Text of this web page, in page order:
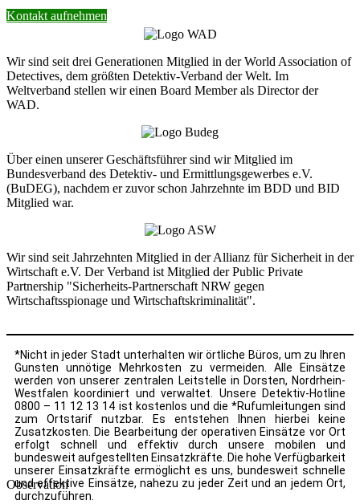
Kontakt aufnehmen
Wir sind seit drei Generationen Mitglied in der World Association of
Detectives, dem größten Detektiv-Verband der Welt. Im
Weltverband stellen wir einen Board Member als Director der
WAD.
Über einen unserer Geschäftsführer sind wir Mitglied im
Bundesverband des Detektiv- und Ermittlungsgewerbes e.V.
(BuDEG), nachdem er zuvor schon Jahrzehnte im BDD und BID
Mitglied war.
Wir sind seit Jahrzehnten Mitglied in der Allianz für Sicherheit in der
Wirtschaft e.V. Der Verband ist Mitglied der Public Private
Partnership "Sicherheits-Partnerschaft NRW gegen
Wirtschaftsspionage und Wirtschaftskriminalität".
*Nicht in jeder Stadt unterhalten wir örtliche Büros, um zu Ihren
Gunsten unnötige Mehrkosten zu vermeiden. Alle Einsätze
werden von unserer zentralen Leitstelle in Dorsten, Nordrhein-
Westfalen koordiniert und verwaltet. Unsere Detektiv-Hotline
0800 – 11 12 13 14 ist kostenlos und die *Rufumleitungen sind
zum Ortstarif nutzbar. Es entstehen Ihnen hierbei keine
Zusatzkosten. Die Bearbeitung der operativen Einsätze vor Ort
erfolgt schnell und effektiv durch unsere mobilen und
bundesweit aufgestellten Einsatzkräfte. Die hohe Verfügbarkeit
unserer Einsatzkräfte ermöglicht es uns, bundesweit schnelle
und effektive Einsätze, nahezu zu jeder Zeit und an jedem Ort,
durchzuführen.
Observation